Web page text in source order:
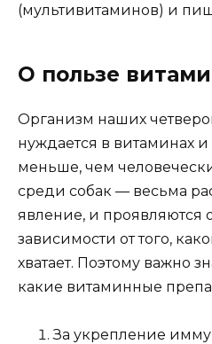
(мультивитаминов) и
О пользе
Организм наших
нуждается в витаминах
меньше, чем
среди собак — весьма
явление, и проявляются
зависимости от того,
хватает. Поэтому важно
какие витаминные
За укрепление